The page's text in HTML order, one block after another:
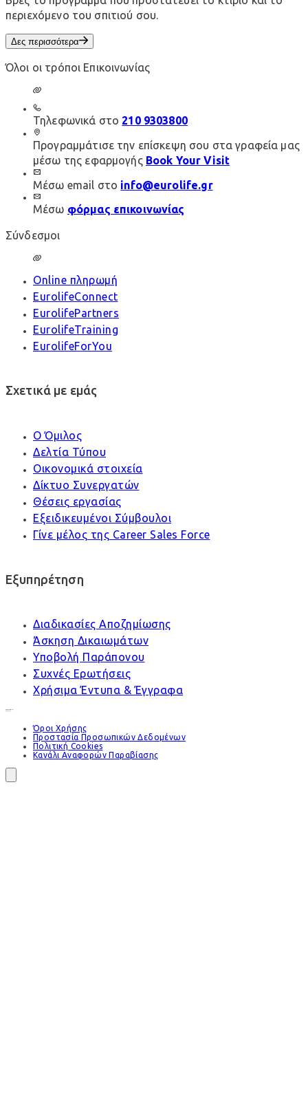
περιεχόμενο του σπιτιού σου.
Δες περισσότερα
Όλοι οι τρόποι Επικοινωνίας
Τηλεφωνικά στο 210 9303800
Προγραμμάτισε την επίσκεψη σου στα γραφεία μας
μέσω της εφαρμογής Book Your Visit
Μέσω email στο info@eurolife.gr
Μέσω φόρμας επικοινωνίας
Σύνδεσμοι
Online πληρωμή
EurolifeConnect
EurolifePartners
EurolifeTraining
EurolifeForYou
Σχετικά με εμάς
Ο Όμιλος
Δελτία Τύπου
Οικονομικά στοιχεία
Δίκτυο Συνεργατών
Θέσεις εργασίας
Εξειδικευμένοι Σύμβουλοι
Γίνε μέλος της Career Sales Force
Εξυπηρέτηση
Διαδικασίες Αποζημίωσης
Άσκηση Δικαιωμάτων
Υποβολή Παράπονου
Συχνές Ερωτήσεις
Χρήσιμα Έντυπα & Έγγραφα
Όροι Χρήσης
Προστασία Προσωπικών Δεδομένων
Πολιτική Cookies
Κανάλι Αναφορών Παραβίασης